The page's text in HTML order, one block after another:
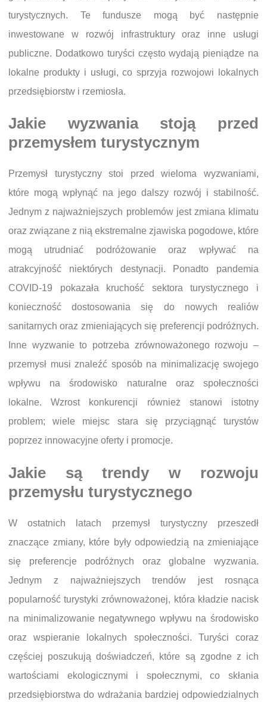
turystycznych. Te fundusze mogą być następnie
inwestowane w rozwój infrastruktury oraz inne usługi
publiczne. Dodatkowo turyści często wydają pieniądze na
lokalne produkty i usługi, co sprzyja rozwojowi lokalnych
przedsiębiorstw i rzemiosła.
Jakie wyzwania stoją przed
przemysłem turystycznym
Przemysł turystyczny stoi przed wieloma wyzwaniami,
które mogą wpłynąć na jego dalszy rozwój i stabilność.
Jednym z najważniejszych problemów jest zmiana klimatu
oraz związane z nią ekstremalne zjawiska pogodowe, które
mogą utrudniać podróżowanie oraz wpływać na
atrakcyjność niektórych destynacji. Ponadto pandemia
COVID-19 pokazała kruchość sektora turystycznego i
konieczność dostosowania się do nowych realiów
sanitarnych oraz zmieniających się preferencji podróżnych.
Inne wyzwanie to potrzeba zrównoważonego rozwoju –
przemysł musi znaleźć sposób na minimalizację swojego
wpływu na środowisko naturalne oraz społeczności
lokalne. Wzrost konkurencji również stanowi istotny
problem; wiele miejsc stara się przyciągnąć turystów
poprzez innowacyjne oferty i promocje.
Jakie są trendy w rozwoju
przemysłu turystycznego
W ostatnich latach przemysł turystyczny przeszedł
znaczące zmiany, które były odpowiedzią na zmieniające
się preferencje podróżnych oraz globalne wyzwania.
Jednym z najważniejszych trendów jest rosnąca
popularność turystyki zrównoważonej, która kładzie nacisk
na minimalizowanie negatywnego wpływu na środowisko
oraz wspieranie lokalnych społeczności. Turyści coraz
częściej poszukują doświadczeń, które są zgodne z ich
wartościami ekologicznymi i społecznymi, co skłania
przedsiębiorstwa do wdrażania bardziej odpowiedzialnych